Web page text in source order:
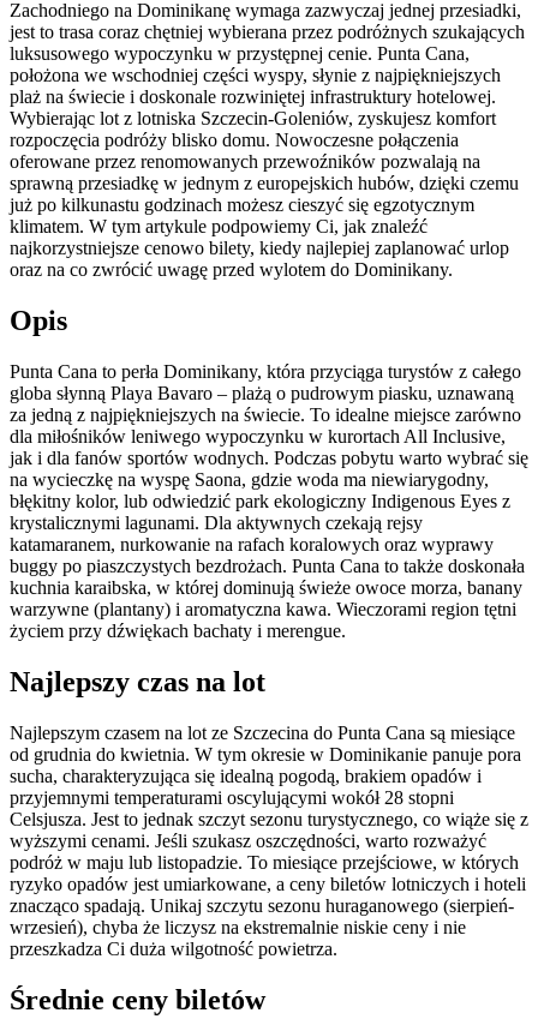
Zachodniego na Dominikanę wymaga zazwyczaj jednej przesiadki,
jest to trasa coraz chętniej wybierana przez podróżnych szukających
luksusowego wypoczynku w przystępnej cenie. Punta Cana,
położona we wschodniej części wyspy, słynie z najpiękniejszych
plaż na świecie i doskonale rozwiniętej infrastruktury hotelowej.
Wybierając lot z lotniska Szczecin-Goleniów, zyskujesz komfort
rozpoczęcia podróży blisko domu. Nowoczesne połączenia
oferowane przez renomowanych przewoźników pozwalają na
sprawną przesiadkę w jednym z europejskich hubów, dzięki czemu
już po kilkunastu godzinach możesz cieszyć się egzotycznym
klimatem. W tym artykule podpowiemy Ci, jak znaleźć
najkorzystniejsze cenowo bilety, kiedy najlepiej zaplanować urlop
oraz na co zwrócić uwagę przed wylotem do Dominikany.
Opis
Punta Cana to perła Dominikany, która przyciąga turystów z całego
globa słynną Playa Bavaro – plażą o pudrowym piasku, uznawaną
za jedną z najpiękniejszych na świecie. To idealne miejsce zarówno
dla miłośników leniwego wypoczynku w kurortach All Inclusive,
jak i dla fanów sportów wodnych. Podczas pobytu warto wybrać się
na wycieczkę na wyspę Saona, gdzie woda ma niewiarygodny,
błękitny kolor, lub odwiedzić park ekologiczny Indigenous Eyes z
krystalicznymi lagunami. Dla aktywnych czekają rejsy
katamaranem, nurkowanie na rafach koralowych oraz wyprawy
buggy po piaszczystych bezdrożach. Punta Cana to także doskonała
kuchnia karaibska, w której dominują świeże owoce morza, banany
warzywne (plantany) i aromatyczna kawa. Wieczorami region tętni
życiem przy dźwiękach bachaty i merengue.
Najlepszy czas na lot
Najlepszym czasem na lot ze Szczecina do Punta Cana są miesiące
od grudnia do kwietnia. W tym okresie w Dominikanie panuje pora
sucha, charakteryzująca się idealną pogodą, brakiem opadów i
przyjemnymi temperaturami oscylującymi wokół 28 stopni
Celsjusza. Jest to jednak szczyt sezonu turystycznego, co wiąże się z
wyższymi cenami. Jeśli szukasz oszczędności, warto rozważyć
podróż w maju lub listopadzie. To miesiące przejściowe, w których
ryzyko opadów jest umiarkowane, a ceny biletów lotniczych i hoteli
znacząco spadają. Unikaj szczytu sezonu huraganowego (sierpień-
wrzesień), chyba że liczysz na ekstremalnie niskie ceny i nie
przeszkadza Ci duża wilgotność powietrza.
Średnie ceny biletów